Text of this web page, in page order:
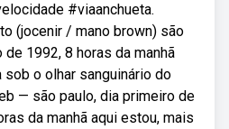
#viaanchueta.
(jocenir / mano brown) são
de 1992, 8 horas da manhã
o olhar sanguinário do
— são paulo, dia primeiro de
da manhã aqui estou, mais